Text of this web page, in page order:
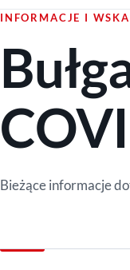
INFORMACJE I
Bieżące informacje